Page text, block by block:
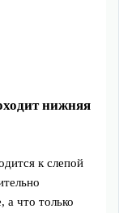
нижняя
к слепой
а что только